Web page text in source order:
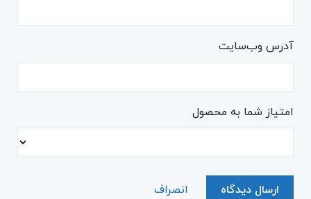
آدرس وب‌سایت
امتیاز شما به محصول
ارسال دیدگاه انصراف